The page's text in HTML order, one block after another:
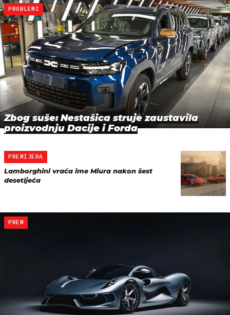
PROBLEMI
Zbog suše: Nestašica struje zaustavila
proizvodnju Dacije i Forda
PREMIJERA
Lamborghini vraća ime Miura nakon šest
desetljeća
PREM